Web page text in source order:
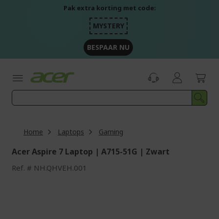
Pak extra korting met code:
MYSTERY
BESPAAR NU
Home Laptops Gaming
Acer Aspire 7 Laptop | A715-51G | Zwart
Ref. NH.QHVEH.001